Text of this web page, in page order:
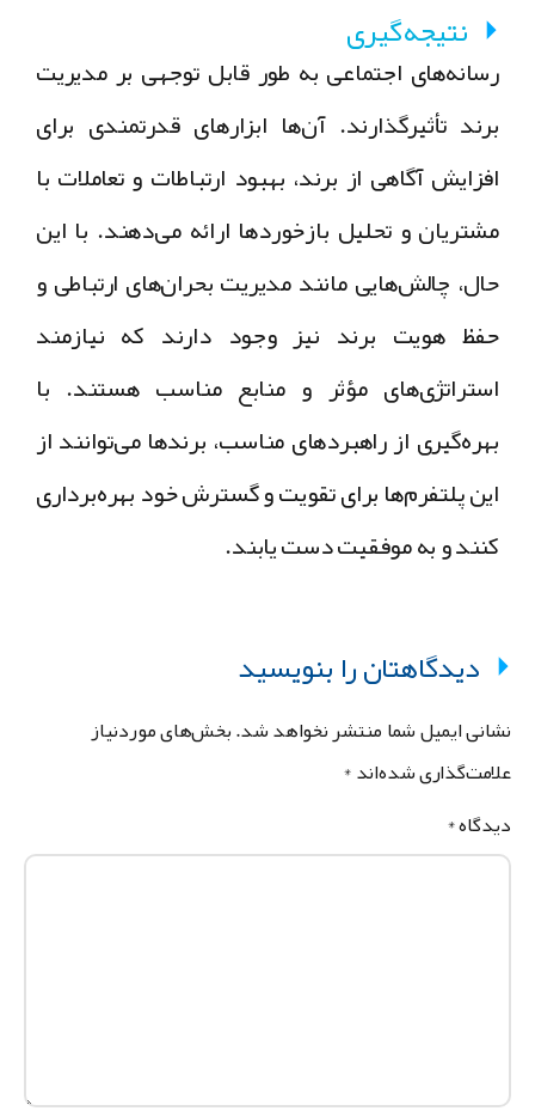
نتیجه‌گیری
رسانه‌های اجتماعی به طور قابل توجهی بر مدیریت
برند تأثیرگذارند. آن‌ها ابزارهای قدرتمندی برای
افزایش آگاهی از برند، بهبود ارتباطات و تعاملات با
مشتریان و تحلیل بازخوردها ارائه می‌دهند. با این
حال، چالش‌هایی مانند مدیریت بحران‌های ارتباطی و
حفظ هویت برند نیز وجود دارند که نیازمند
استراتژی‌های مؤثر و منابع مناسب هستند. با
بهره‌گیری از راهبردهای مناسب، برندها می‌توانند از
این پلتفرم‌ها برای تقویت و گسترش خود بهره‌برداری
کنند و به موفقیت دست یابند.
دیدگاهتان را بنویسید
ایمیل شما منتشر نخواهد شد.بخش‌های موردنیاز
شده‌اند*
*